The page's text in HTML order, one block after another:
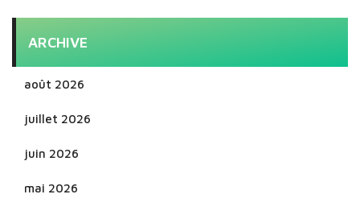
ARCHIVE
août 2026
juillet 2026
juin 2026
mai 2026